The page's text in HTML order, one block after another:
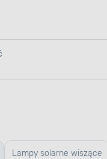
Lampy solarne wiszące